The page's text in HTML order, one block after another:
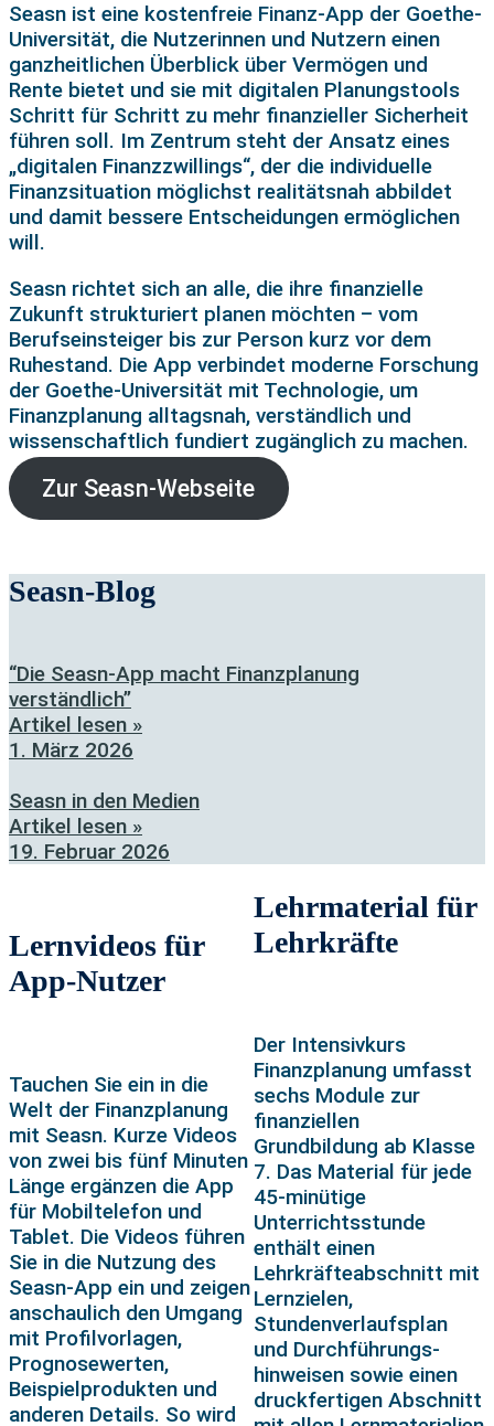
Seasn ist eine kostenfreie Finanz-App der Goethe-
Universität, die Nutzerinnen und Nutzern einen
ganzheitlichen Überblick über Vermögen und
Rente bietet und sie mit digitalen Planungstools
Schritt für Schritt zu mehr finanzieller Sicherheit
führen soll. Im Zentrum steht der Ansatz eines
„digitalen Finanzzwillings“, der die individuelle
Finanzsituation möglichst realitätsnah abbildet
und damit bessere Entscheidungen ermöglichen
will.
Seasn richtet sich an alle, die ihre finanzielle
Zukunft strukturiert planen möchten – vom
Berufseinsteiger bis zur Person kurz vor dem
Ruhestand. Die App verbindet moderne Forschung
der Goethe-Universität mit Technologie, um
Finanzplanung alltagsnah, verständlich und
wissenschaftlich fundiert zugänglich zu machen.
Zur Seasn-Webseite
Seasn-Blog
“Die Seasn-App macht Finanzplanung
verständlich”
Artikel lesen »
1. März 2026
Seasn in den Medien
Artikel lesen »
19. Februar 2026
Lernvideos für
App-Nutzer
Tauchen Sie ein in die
Welt der Finanzplanung
mit Seasn. Kurze Videos
von zwei bis fünf Minuten
Länge ergänzen die App
für Mobiltelefon und
Tablet. Die Videos führen
Sie in die Nutzung des
Seasn-App ein und zeigen
anschaulich den Umgang
mit Profilvorlagen,
Prognosewerten,
Beispielprodukten und
anderen Details. So wird
Lehrmaterial für
Lehrkräfte
Der Intensivkurs
Finanzplanung umfasst
sechs Module zur
finanziellen
Grundbildung ab Klasse
7. Das Material für jede
45-minütige
Unterrichtsstunde
enthält einen
Lehrkräfteabschnitt mit
Lernzielen,
Stundenverlaufsplan
und Durchführungs-
hinweisen sowie einen
druckfertigen Abschnitt